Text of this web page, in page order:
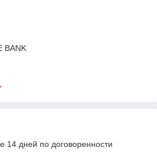
BANK
14 дней по договоренности